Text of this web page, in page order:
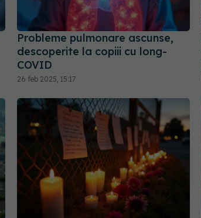
Probleme pulmonare ascunse,
descoperite la copiii cu long-
COVID
26 feb 2025, 15:17